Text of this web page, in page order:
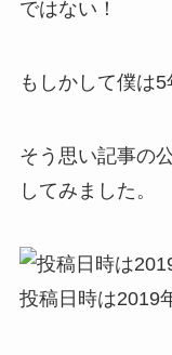
ではない！
もしかして僕は
そう思い記事の
してみました。
投稿日時は2019